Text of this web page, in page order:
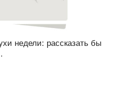
недели: рассказать бы